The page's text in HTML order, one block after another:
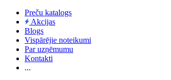
Preču katalogs
Akcijas
Blogs
Vispārējie noteikumi
Par uzņēmumu
Kontakti
...